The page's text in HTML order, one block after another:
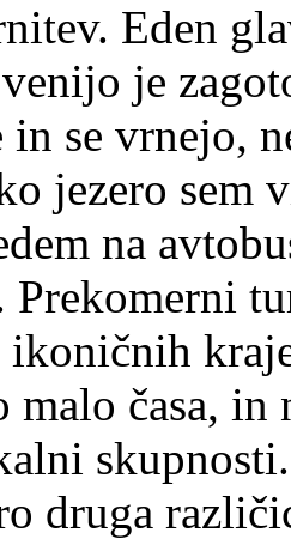
Eden
je
in se vrnejo,
jezero sem
na
Prekomerni
ikoničnih
malo časa,
druga